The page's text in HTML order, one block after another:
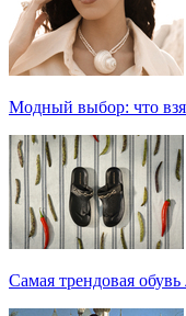
Модный выбор: что
Самая трендовая обувь